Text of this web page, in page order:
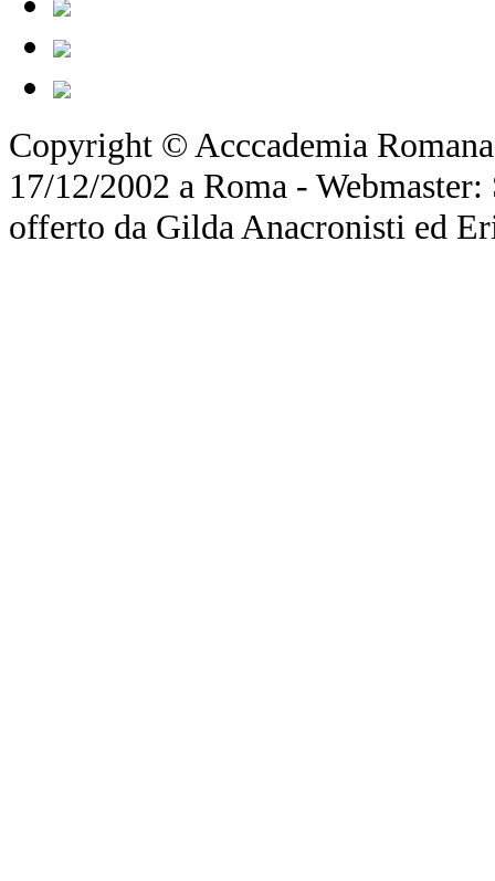
Copyright © Acccademia
17/12/2002 a Roma -
offerto da Gilda Anacronisti ed